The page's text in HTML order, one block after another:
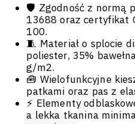
🛡️ Zgodność z normą
13688 oraz certyfikat
100.
🧵 Materiał o splocie
poliester, 35%
g/m2.
🧰 Wielofunkcyjne
patkami oraz pas z
⚡ Elementy
a lekka tkanina